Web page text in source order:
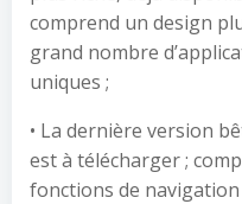
comprend un design
grand nombre
uniques ;
• La dernière version
est à télécharger ;
fonctions de